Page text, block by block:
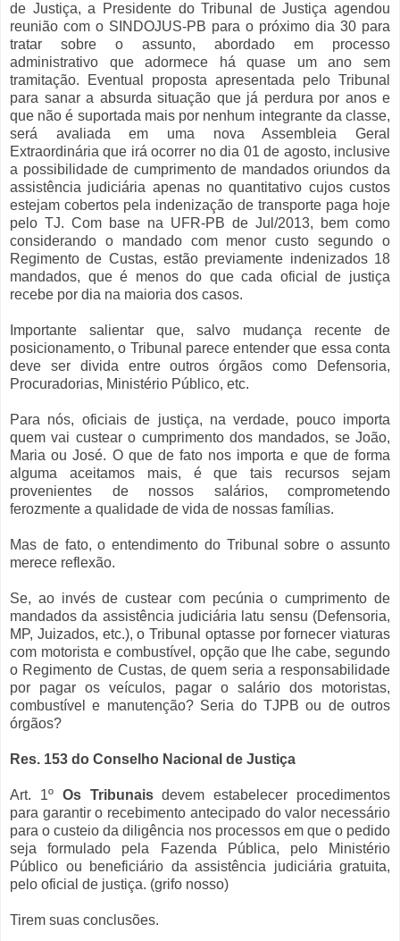
de Justiça, a Presidente do Tribunal de Justiça agendou
reunião com o SINDOJUS-PB para o próximo dia 30 para
tratar sobre o assunto, abordado em processo
administrativo que adormece há quase um ano sem
tramitação. Eventual proposta apresentada pelo Tribunal
para sanar a absurda situação que já perdura por anos e
que não é suportada mais por nenhum integrante da classe,
será avaliada em uma nova Assembleia Geral
Extraordinária que irá ocorrer no dia 01 de agosto, inclusive
a possibilidade de cumprimento de mandados oriundos da
assistência judiciária apenas no quantitativo cujos custos
estejam cobertos pela indenização de transporte paga hoje
pelo TJ. Com base na UFR-PB de Jul/2013, bem como
considerando o mandado com menor custo segundo o
Regimento de Custas, estão previamente indenizados 18
mandados, que é menos do que cada oficial de justiça
recebe por dia na maioria dos casos.
Importante salientar que, salvo mudança recente de
posicionamento, o Tribunal parece entender que essa conta
deve ser divida entre outros órgãos como Defensoria,
Procuradorias, Ministério Público, etc.
Para nós, oficiais de justiça, na verdade, pouco importa
quem vai custear o cumprimento dos mandados, se João,
Maria ou José. O que de fato nos importa e que de forma
alguma aceitamos mais, é que tais recursos sejam
provenientes de nossos salários, comprometendo
ferozmente a qualidade de vida de nossas famílias.
Mas de fato, o entendimento do Tribunal sobre o assunto
merece reflexão.
Se, ao invés de custear com pecúnia o cumprimento de
mandados da assistência judiciária latu sensu (Defensoria,
MP, Juizados, etc.), o Tribunal optasse por fornecer viaturas
com motorista e combustível, opção que lhe cabe, segundo
o Regimento de Custas, de quem seria a responsabilidade
por pagar os veículos, pagar o salário dos motoristas,
combustível e manutenção? Seria do TJPB ou de outros
órgãos?
Res. 153 do Conselho Nacional de Justiça
Art. 1º Os Tribunaisdevem estabelecer procedimentos
para garantir o recebimento antecipado do valor necessário
para o custeio da diligência nos processos em que o pedido
seja formulado pela Fazenda Pública, pelo Ministério
Público ou beneficiário da assistência judiciária gratuita,
pelo oficial de justiça. (grifo nosso)
Tirem suas conclusões.